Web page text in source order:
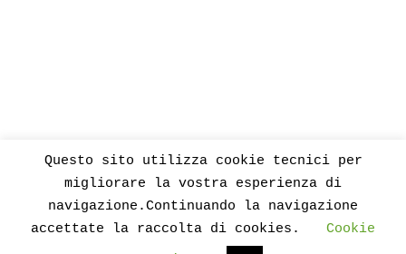
Proudly powered by WordPress
Questo sito utilizza cookie tecnici per
migliorare la vostra esperienza di
navigazione.Continuando la navigazione
accettate la raccolta di cookies.
Cookie